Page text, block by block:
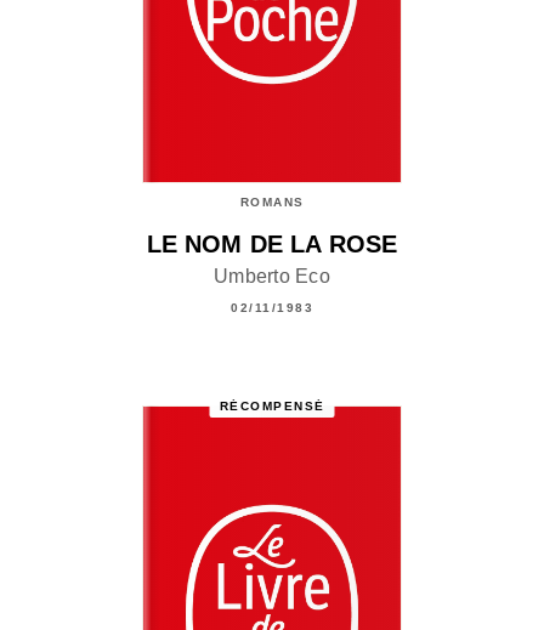
ROMANS
LE NOM DE LA ROSE
Umberto Eco
02/11/1983
RÉCOMPENSÉ